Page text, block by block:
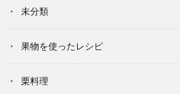
未分類
果物を使ったレシピ
栗料理